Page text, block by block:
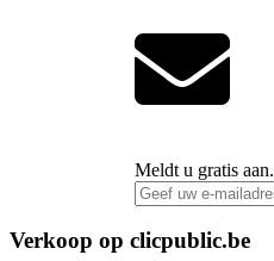
Meldt u gratis aan.
Verkoop op clicpublic.be